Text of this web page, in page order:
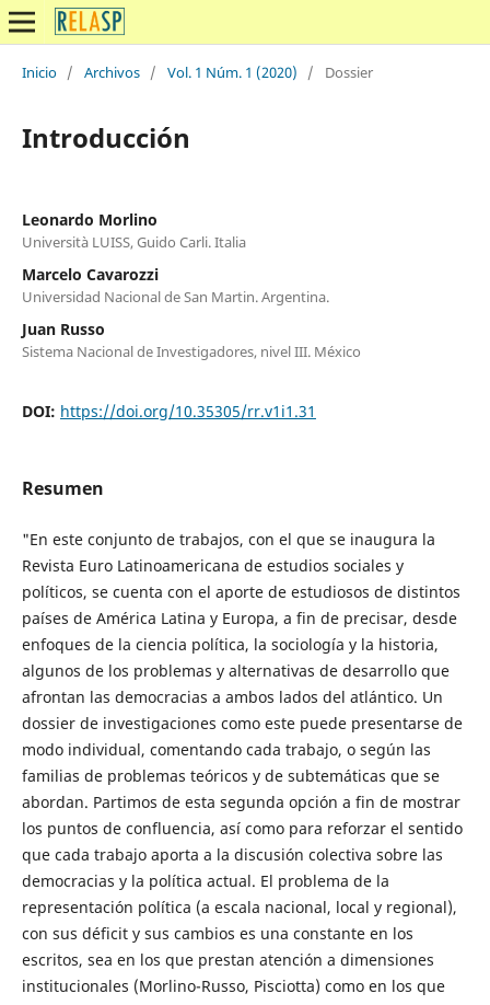
Inicio / Archivos / Vol. 1 Núm. 1 (2020) / Dossier
Introducción
Leonardo Morlino
Università LUISS, Guido Carli. Italia
Marcelo Cavarozzi
Universidad Nacional de San Martin. Argentina.
Juan Russo
Sistema Nacional de Investigadores, nivel III. México
DOI: https://doi.org/10.35305/rr.v1i1.31
Resumen
"En este conjunto de trabajos, con el que se inaugura la
Revista Euro Latinoamericana de estudios sociales y
políticos, se cuenta con el aporte de estudiosos de distintos
países de América Latina y Europa, a fin de precisar, desde
enfoques de la ciencia política, la sociología y la historia,
algunos de los problemas y alternativas de desarrollo que
afrontan las democracias a ambos lados del atlántico. Un
dossier de investigaciones como este puede presentarse de
modo individual, comentando cada trabajo, o según las
familias de problemas teóricos y de subtemáticas que se
abordan. Partimos de esta segunda opción a fin de mostrar
los puntos de confluencia, así como para reforzar el sentido
que cada trabajo aporta a la discusión colectiva sobre las
democracias y la política actual. El problema de la
representación política (a escala nacional, local y regional),
con sus déficit y sus cambios es una constante en los
escritos, sea en los que prestan atención a dimensiones
institucionales (Morlino-Russo, Pisciotta) como en los que